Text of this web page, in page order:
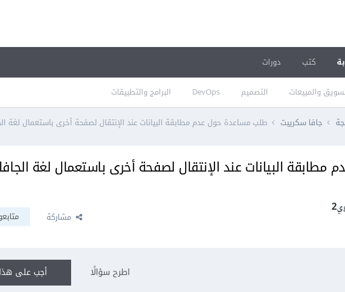
والمبيعات التصميم DevOps البرامج والتطبيقات
كتب دورات
جافا سكريبت طلب مساعدة حول عدم مطابقة البيانات عند الإنتقال لصفحة أخرى باستعمال لغة
البيانات عند الإنتقال لصفحة أخرى باستعمال لغة الجافا
مشاركة
أجب على اطرح سؤالًا